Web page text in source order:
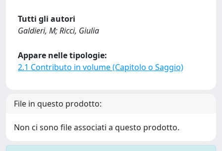
Tutti gli autori
Galdieri, M; Ricci, Giulia
Appare nelle tipologie:
2.1 Contributo in volume (Capitolo o Saggio)
File in questo prodotto:
Non ci sono file associati a questo prodotto.